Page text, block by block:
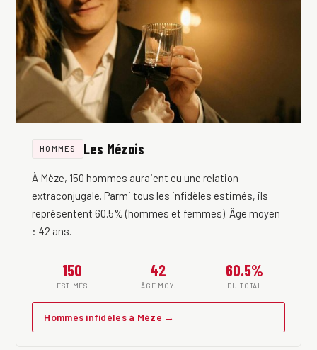
HOMMES Les Mézois
À Mèze, 150 hommes auraient eu une relation
extraconjugale. Parmi tous les infidèles estimés, ils
représentent 60.5% (hommes et femmes). Âge moyen
: 42 ans.
150
ESTIMÉS
42
ÂGE MOY.
60.5%
DU TOTAL
Hommes infidèles à Mèze →